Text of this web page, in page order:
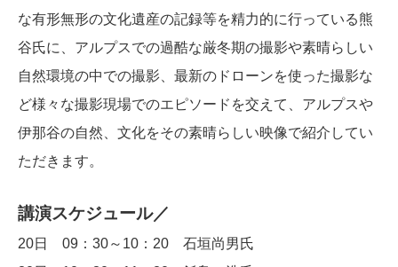
な有形無形の文化遺産の記録等を精力的に行っている熊
谷氏に、アルプスでの過酷な厳冬期の撮影や素晴らしい
自然環境の中での撮影、最新のドローンを使った撮影な
ど様々な撮影現場でのエピソードを交えて、アルプスや
伊那谷の自然、文化をその素晴らしい映像で紹介してい
ただきます。
講演スケジュール／
20日 09：30～10：20 石垣尚男氏